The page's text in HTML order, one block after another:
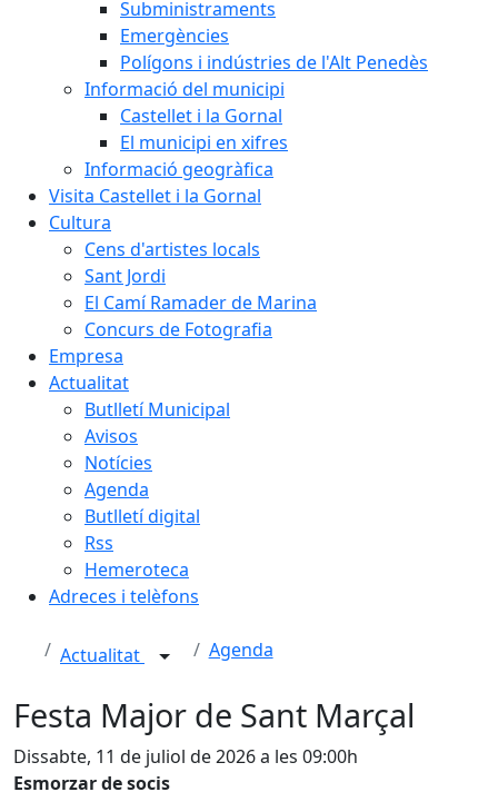
Subministraments
Emergències
Polígons i indústries de l'Alt Penedès
Informació del municipi
Castellet i la Gornal
El municipi en xifres
Informació geogràfica
Visita Castellet i la Gornal
Cultura
Cens d'artistes locals
Sant Jordi
El Camí Ramader de Marina
Concurs de Fotografia
Empresa
Actualitat
Butlletí Municipal
Avisos
Notícies
Agenda
Butlletí digital
Rss
Hemeroteca
Adreces i telèfons
Actualitat Agenda
Festa Major de Sant Marçal
Dissabte, 11 de juliol de 2026 a les 09:00h
Esmorzar de socis